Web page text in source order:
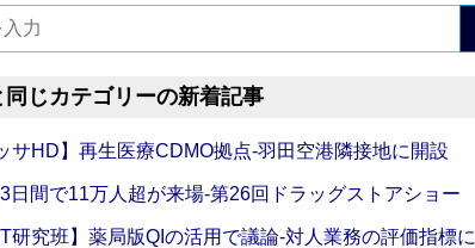
同じカテゴリーの新着記事
サHD】再生医療CDMO拠点‐羽田空港隣接地に開設
3日間で11万人超が来場‐第26回ドラッグストアショー
研究班】薬局版QIの活用で議論‐対人業務の評価指標に